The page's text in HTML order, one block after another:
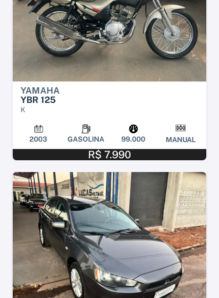
YAMAHA
YBR 125
K
2003 GASOLINA 99.000 MANUAL
R$ 7.990